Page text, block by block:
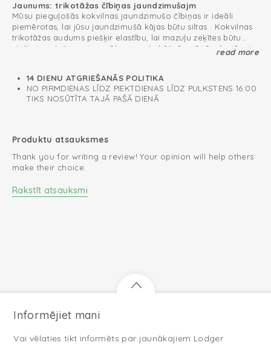
Jaunums: trikotāžas čībiņas jaundzimušajm
Mūsu pieguļošās kokvilnas jaundzimušo čībiņas ir ideāli
piemērotas, lai jūsu jaundzimušā kājas būtu siltas . Kokvilnas
trikotāžas audums piešķir elastību, lai mazuļu zeķītes būtu
cieši pieguļošas pat mazāko mazuļu kājiņām tāpēc, ka tām ir
mājās, gan ceļā.
Oeko-Tex sertificētas: nesatur kaitīgas vielas
Trikotāžas kokvilna; elpojoša un mīksta
read more
14 DIENU ATGRIEŠANĀS POLITIKA
NO PIRMDIENAS LĪDZ PIEKTDIENAS LĪDZ PULKSTENS 16:00
TIKS NOSŪTĪTA TAJĀ PAŠĀ DIENĀ
Produktu atsauksmes
Thank you for writing a review! Your opinion will help others
make their choice.
Rakstīt atsauksmi
Informējiet mani
Vai vēlaties tikt informēts par jaunākajiem Lodger